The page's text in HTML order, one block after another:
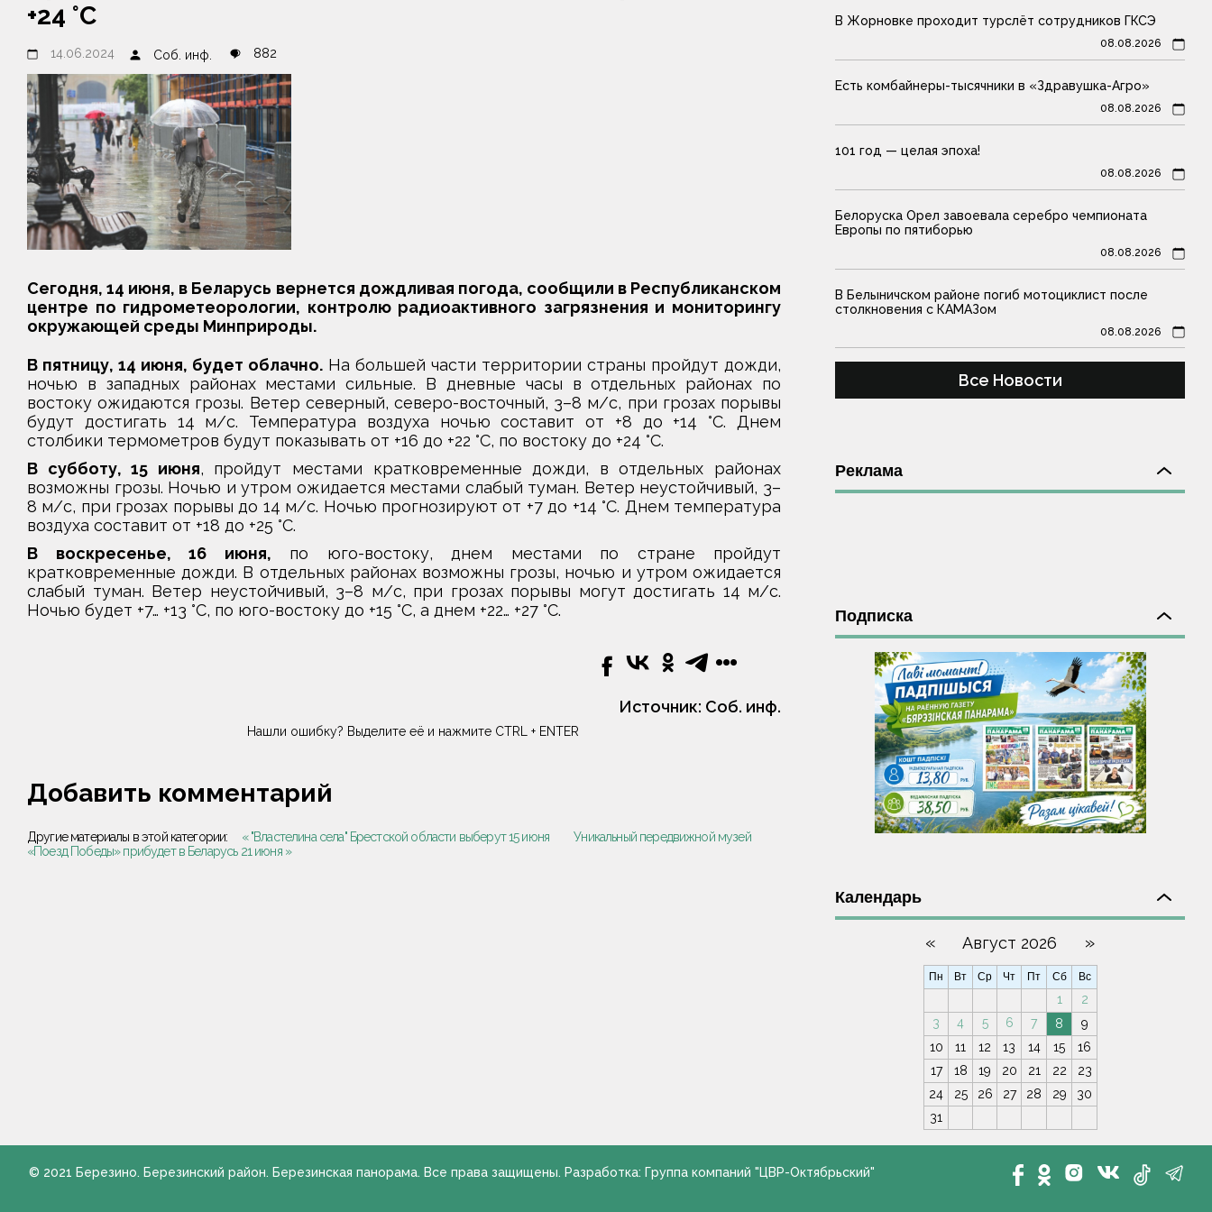
+24 °С
14.06.2024 Соб. инф. 882
Сегодня, 14 июня, в Беларусь вернется дождливая погода, сообщили в Республиканском
центре по гидрометеорологии, контролю радиоактивного загрязнения и мониторингу
окружающей среды Минприроды.
В пятницу, 14 июня, будет облачно. На большей части территории страны пройдут дожди,
ночью в западных районах местами сильные. В дневные часы в отдельных районах по
востоку ожидаются грозы. Ветер северный, северо-восточный, 3–8 м/с, при грозах порывы
будут достигать 14 м/с. Температура воздуха ночью составит от +8 до +14 °С. Днем
столбики термометров будут показывать от +16 до +22 °С, по востоку до +24 °С.
В субботу, 15 июня, пройдут местами кратковременные дожди, в отдельных районах
возможны грозы. Ночью и утром ожидается местами слабый туман. Ветер неустойчивый, 3–
8 м/с, при грозах порывы до 14 м/с. Ночью прогнозируют от +7 до +14 °С. Днем температура
воздуха составит от +18 до +25 °С.
В воскресенье, 16 июня, по юго-востоку, днем местами по стране пройдут
кратковременные дожди. В отдельных районах возможны грозы, ночью и утром ожидается
слабый туман. Ветер неустойчивый, 3–8 м/с, при грозах порывы могут достигать 14 м/с.
Ночью будет +7… +13 °С, по юго-востоку до +15 °С, а днем +22… +27 °С.
Источник: Соб. инф.
Нашли ошибку? Выделите её и нажмите CTRL + ENTER
Добавить комментарий
Другие материалы в этой категории: « "Властелина села" Брестской области выберут 15 июня
Уникальный передвижной музей
«Поезд Победы» прибудет в Беларусь 21 июня »
В Жорновке проходит турслёт сотрудников ГКСЭ
08.08.2026
Есть комбайнеры-тысячники в «Здравушка-Агро»
08.08.2026
101 год — целая эпоха!
08.08.2026
Белоруска Орел завоевала серебро чемпионата
Европы по пятиборью
08.08.2026
В Белыничском районе погиб мотоциклист после
столкновения с КАМАЗом
08.08.2026
Все Новости
Реклама
Подписка
Календарь
« Август 2026 »
Пн Вт Ср Чт Пт Сб Вс
1
2
3
4 5 6 7 8
9
10
11 12 13 14 15
16
17
18 19 20 21 22
23
24
25 26 27 28 29
30
31
© 2021 Березино. Березинский район. Березинская панорама. Все права защищены. Разработка: Группа компаний "ЦВР-Октябрьский"